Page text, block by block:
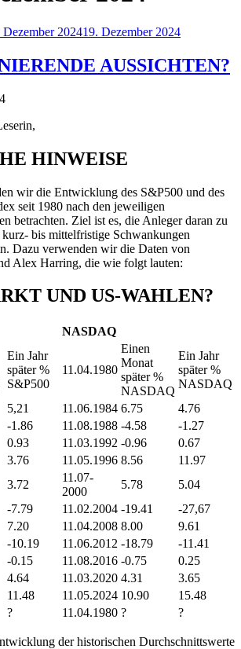
Dezember 202419. Dezember 2024
AUSSICHTEN?
HINWEISE
wir die Entwicklung des S&P500 und des
seit 1980 nach den jeweiligen
betrachten. Ziel ist es, die Anleger daran zu
kurz- bis mittelfristige Schwankungen
Dazu verwenden wir die Daten von
Alex Harring, die wie folgt lauten:
UND US-WAHLEN?
NASDAQ
Ein Jahr
später %
S&P500
11.04.1980
Einen
Monat
später %
NASDAQ
Ein Jahr
später %
NASDAQ
5,21 11.06.1984 6.75
4.76
-1.86 11.08.1988 -4.58
-1.27
0.93 11.03.1992 -0.96
0.67
3.76 11.05.1996 8.56
11.97
3.72
11.07-
2000
5.78
5.04
-7.79 11.02.2004 -19.41
-27,67
7.20 11.04.2008 8.00
9.61
-10.19 11.06.2012 -18.79
-11.41
-0.15 11.08.2016 -0.75
0.25
4.64 11.03.2020 4.31
3.65
11.48 11.05.2024 10.90
15.48
? 11.04.1980 ? ?
der historischen Durchschnittswerte